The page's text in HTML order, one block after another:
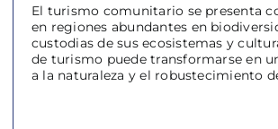
El turismo comunitario se presenta
en regiones abundantes en
custodias de sus ecosistemas y
de turismo puede transformarse en
a la naturaleza y el robustecimiento